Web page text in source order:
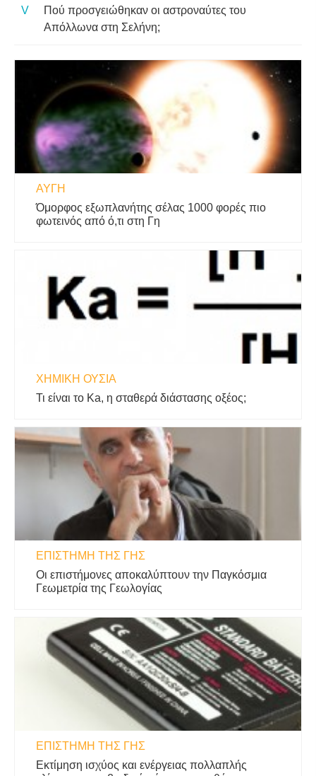
Πού προσγειώθηκαν οι αστροναύτες του
Απόλλωνα στη Σελήνη;
ΑΥΓΉ
Όμορφος εξωπλανήτης σέλας 1000 φορές πιο
φωτεινός από ό,τι στη Γη
ΧΗΜΙΚΉ ΟΥΣΊΑ
Τι είναι το Ka, η σταθερά διάστασης οξέος;
ΕΠΙΣΤΉΜΗ ΤΗΣ ΓΗΣ
Οι επιστήμονες αποκαλύπτουν την Παγκόσμια
Γεωμετρία της Γεωλογίας
ΕΠΙΣΤΉΜΗ ΤΗΣ ΓΗΣ
Εκτίμηση ισχύος και ενέργειας πολλαπλής